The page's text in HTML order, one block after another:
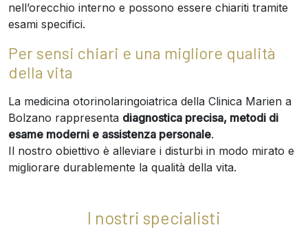
nell’orecchio interno e possono essere chiariti tramite
esami specifici.
Per sensi chiari e una migliore qualità
della vita
La medicina otorinolaringoiatrica della Clinica Marien a
Bolzano rappresenta diagnostica precisa, metodi di
esame moderni e assistenza personale.
Il nostro obiettivo è alleviare i disturbi in modo mirato e
migliorare durablemente la qualità della vita.
I nostri specialisti